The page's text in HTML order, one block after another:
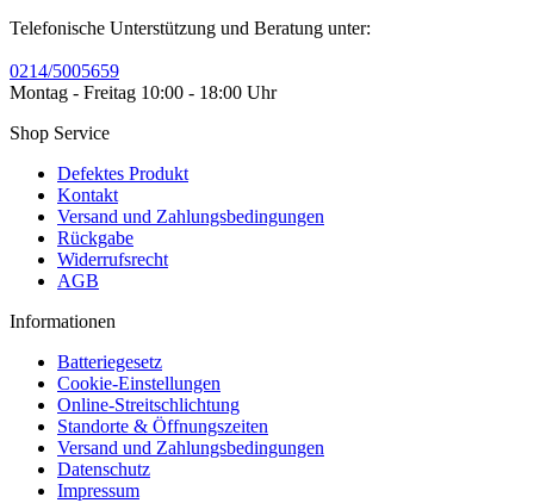
Telefonische Unterstützung und Beratung unter:
0214/5005659
Montag - Freitag 10:00 - 18:00 Uhr
Shop Service
Defektes Produkt
Kontakt
Versand und Zahlungsbedingungen
Rückgabe
Widerrufsrecht
AGB
Informationen
Batteriegesetz
Cookie-Einstellungen
Online-Streitschlichtung
Standorte & Öffnungszeiten
Versand und Zahlungsbedingungen
Datenschutz
Impressum